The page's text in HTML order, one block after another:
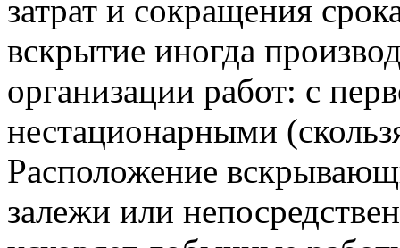
затрат и сокращения
вскрытие иногда
организации работ: с
нестационарными
Расположение
залежи или